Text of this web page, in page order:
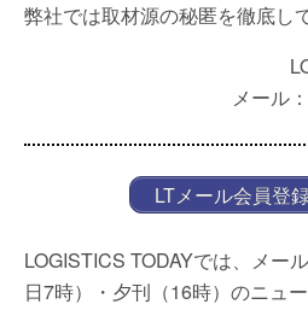
弊社では取材源の秘匿を徹底し
メール
LTメール会員登
LOGISTICS TODAYでは、メー
日7時）・夕刊（16時）のニュ